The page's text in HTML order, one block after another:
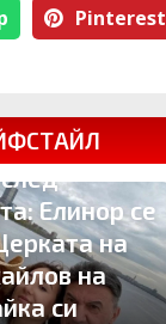
Pinterest
Елинор се
на
на
си